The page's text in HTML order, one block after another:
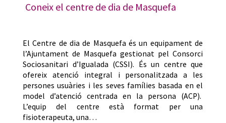
Coneix el centre de dia de Masquefa
El Centre de dia de Masquefa és un equipament de
l’Ajuntament de Masquefa gestionat pel Consorci
Sociosanitari d’Igualada (CSSI). És un centre que
ofereix atenció integral i personalitzada a les
persones usuàries i les seves famílies basada en el
model d’atenció centrada en la persona (ACP).
L’equip del centre està format per una
fisioterapeuta, una…